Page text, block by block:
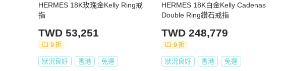
HERMES 18K玫瑰金Kelly Ring戒
指
TWD 53,251
9 折
狀況良好 香港 免運
HERMES 18K白金Kelly Cadenas
Double Ring鑽石戒指
TWD 248,779
9 折
狀況良好 香港 免運